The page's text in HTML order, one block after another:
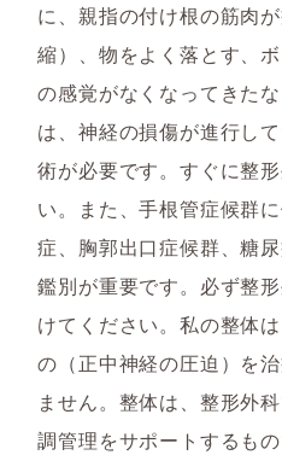
に、親指の付け根の筋肉
縮）、物をよく落とす、
の感覚がなくなってきた
は、神経の損傷が進行し
術が必要です。すぐに整
い。また、手根管症候群
症、胸郭出口症候群、糖
鑑別が重要です。必ず整
けてください。私の整体
の（正中神経の圧迫）を
ません。整体は、整形外
調管理をサポートするも